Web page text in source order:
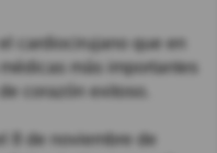
cardiocirujano que en
más importantes
corazón exitoso.
8 de noviembre de